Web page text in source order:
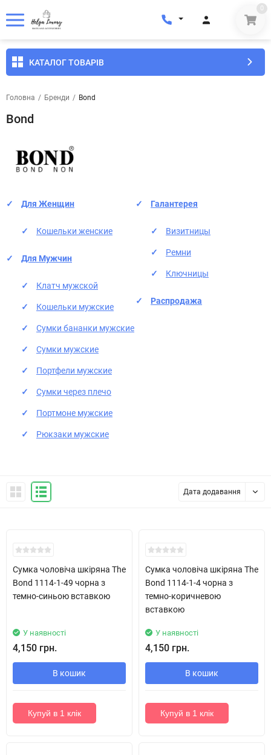
0
КАТАЛОГ ТОВАРІВ
Головна / Бренди / Bond
Bond
Для Женщин
Кошельки женские
Для Мужчин
Клатч мужской
Кошельки мужские
Сумки бананки мужские
Сумки мужские
Портфели мужские
Сумки через плечо
Портмоне мужские
Рюкзаки мужские
Галантерея
Визитницы
Ремни
Ключницы
Распродажа
Дата додавання
Сумка чоловіча шкіряна The
Bond 1114-1-49 чорна з
темно-синьою вставкою
У наявності
4,150 грн.
В кошик
Купуй в 1 клік
Сумка чоловіча шкіряна The
Bond 1114-1-4 чорна з
темно-коричневою
вставкою
У наявності
4,150 грн.
В кошик
Купуй в 1 клік